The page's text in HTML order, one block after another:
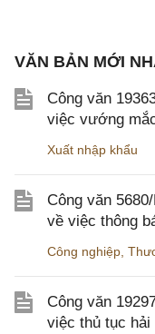
VĂN BẢN MỚI
Công văn
việc vướng
Xuất nhập khẩu
Công văn
về việc thông
Công nghiệp
Công văn
việc thủ tục hải